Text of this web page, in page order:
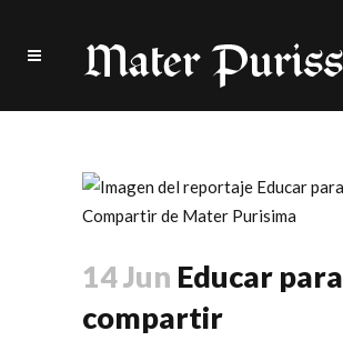
14 Jun Educar para
compartir